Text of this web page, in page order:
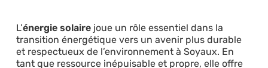
L’énergie solairejoue un rôle essentiel dans la
transition énergétique vers un avenir plus durable
et respectueux de l’environnement à Soyaux. En
tant que ressource inépuisable et propre, elle offre